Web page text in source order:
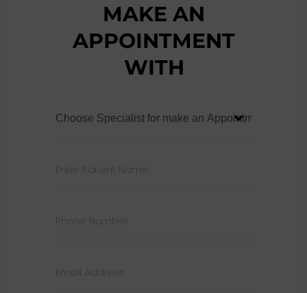
MAKE AN
APPOINTMENT
WITH